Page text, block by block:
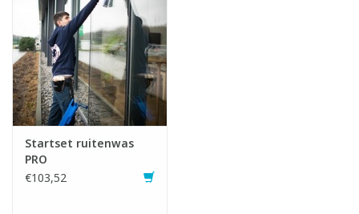
Startset ruitenwas
PRO
€103,52